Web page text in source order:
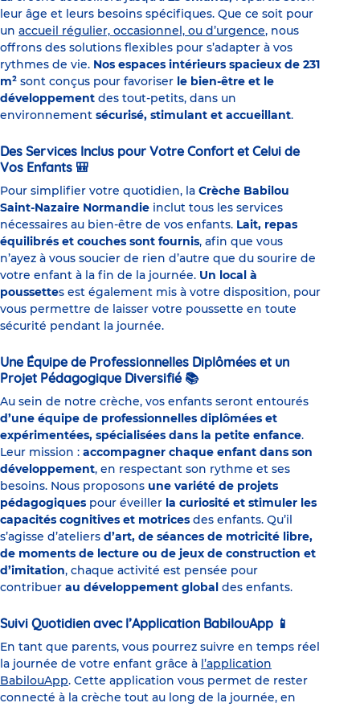
leur âge et leurs besoins spécifiques. Que ce soit pour
un accueil régulier, occasionnel, ou d’urgence, nous
offrons des solutions flexibles pour s’adapter à vos
rythmes de vie. Nos espaces intérieurs spacieux de 231
m² sont conçus pour favoriser le bien-être et le
développement des tout-petits, dans un
environnement sécurisé, stimulant et accueillant.
Des Services Inclus pour Votre Confort et Celui de
Vos Enfants 🎒
Pour simplifier votre quotidien, la Crèche Babilou
Saint-Nazaire Normandie inclut tous les services
nécessaires au bien-être de vos enfants. Lait, repas
équilibrés et couches sont fournis, afin que vous
n’ayez à vous soucier de rien d’autre que du sourire de
votre enfant à la fin de la journée. Un local à
poussettes est également mis à votre disposition, pour
vous permettre de laisser votre poussette en toute
sécurité pendant la journée.
Une Équipe de Professionnelles Diplômées et un
Projet Pédagogique Diversifié 📚
Au sein de notre crèche, vos enfants seront entourés
d’une équipe de professionnelles diplômées et
expérimentées, spécialisées dans la petite enfance.
Leur mission : accompagner chaque enfant dans son
développement, en respectant son rythme et ses
besoins. Nous proposons une variété de projets
pédagogiques pour éveiller la curiosité et stimuler les
capacités cognitives et motrices des enfants. Qu’il
s’agisse d’ateliers d’art, de séances de motricité libre,
de moments de lecture ou de jeux de construction et
d’imitation, chaque activité est pensée pour
contribuer au développement global des enfants.
Suivi Quotidien avec l’Application BabilouApp 📱
En tant que parents, vous pourrez suivre en temps réel
la journée de votre enfant grâce à l’application
BabilouApp. Cette application vous permet de rester
connecté à la crèche tout au long de la journée, en